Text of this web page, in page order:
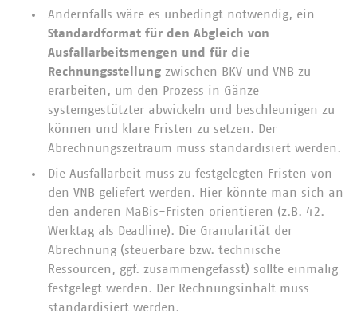
Andernfalls wäre es unbedingt notwendig, ein
Standardformat für den Abgleich von
Ausfallarbeitsmengen und für die
Rechnungsstellung zwischen BKV und VNB zu
erarbeiten, um den Prozess in Gänze
systemgestützter abwickeln und beschleunigen zu
können und klare Fristen zu setzen. Der
Abrechnungszeitraum muss standardisiert werden.
Die Ausfallarbeit muss zu festgelegten Fristen von
den VNB geliefert werden. Hier könnte man sich an
den anderen MaBis-Fristen orientieren (z.B. 42.
Werktag als Deadline). Die Granularität der
Abrechnung (steuerbare bzw. technische
Ressourcen, ggf. zusammengefasst) sollte einmalig
festgelegt werden. Der Rechnungsinhalt muss
standardisiert werden.